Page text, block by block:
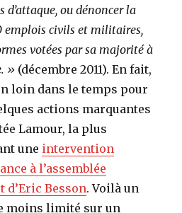
d’attaque, ou dénoncer la
emplois civils et militaires,
votées par sa majorité à
» (décembre 2011). En fait,
loin dans le temps pour
actions marquantes
Lamour, la plus
une intervention
à l’assemblée
d’Eric Besson. Voilà un
moins limité sur un